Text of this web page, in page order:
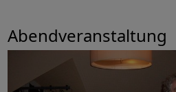
Abendveranstaltung